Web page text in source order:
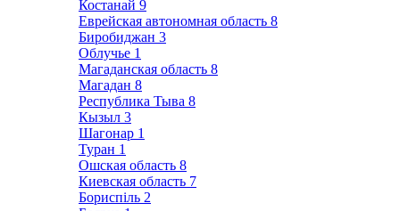
Костанай 9
Еврейская автономная область 8
Биробиджан 3
Облучье 1
Магаданская область 8
Магадан 8
Республика Тыва 8
Кызыл 3
Шагонар 1
Туран 1
Ошская область 8
Киевская область 7
Бориспіль 2